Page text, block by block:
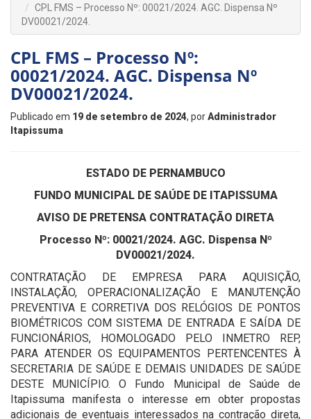
CPL FMS – Processo Nº: 00021/2024. AGC. Dispensa Nº
DV00021/2024.
CPL FMS – Processo Nº:
00021/2024. AGC. Dispensa Nº
DV00021/2024.
Publicado em 19 de setembro de 2024, porAdministrador
Itapissuma
ESTADO DE PERNAMBUCO
FUNDO MUNICIPAL DE SAÚDE DE ITAPISSUMA
AVISO DE PRETENSA CONTRATAÇÃO DIRETA
Processo Nº: 00021/2024. AGC. Dispensa Nº
DV00021/2024.
CONTRATAÇÃO DE EMPRESA PARA AQUISIÇÃO,
INSTALAÇÃO, OPERACIONALIZAÇÃO E MANUTENÇÃO
PREVENTIVA E CORRETIVA DOS RELÓGIOS DE PONTOS
BIOMÉTRICOS COM SISTEMA DE ENTRADA E SAÍDA DE
FUNCIONÁRIOS, HOMOLOGADO PELO INMETRO REP,
PARA ATENDER OS EQUIPAMENTOS PERTENCENTES À
SECRETARIA DE SAÚDE E DEMAIS UNIDADES DE SAÚDE
DESTE MUNICÍPIO. O Fundo Municipal de Saúde de
Itapissuma manifesta o interesse em obter propostas
adicionais de eventuais interessados na contração direta,